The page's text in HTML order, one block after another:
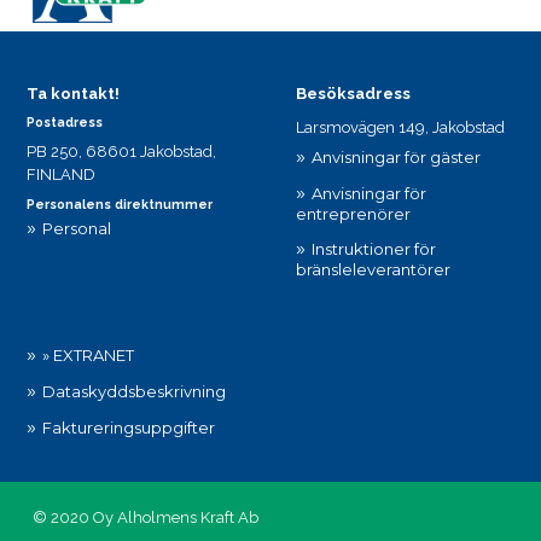
Ta kontakt!
Postadress
PB 250, 68601 Jakobstad,
FINLAND
Personalens direktnummer
Personal
Besöksadress
Larsmovägen 149, Jakobstad
Anvisningar för gäster
Anvisningar för
entreprenörer
Instruktioner för
bränsleleverantörer
» EXTRANET
Dataskyddsbeskrivning
Faktureringsuppgifter
© 2020 Oy Alholmens Kraft Ab